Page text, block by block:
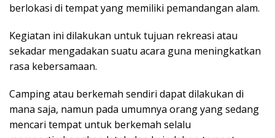
berlokasi di tempat yang memiliki pemandangan alam.
Kegiatan ini dilakukan untuk tujuan rekreasi atau
sekadar mengadakan suatu acara guna meningkatkan
rasa kebersamaan.
Camping atau berkemah sendiri dapat dilakukan di
mana saja, namun pada umumnya orang yang sedang
mencari tempat untuk berkemah selalu